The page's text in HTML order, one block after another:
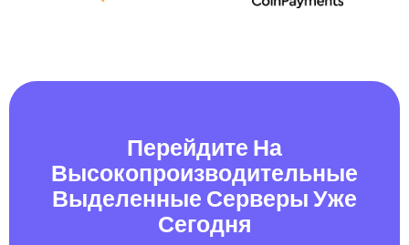
Перейдите На
Высокопроизводительные
Выделенные Серверы Уже
Сегодня